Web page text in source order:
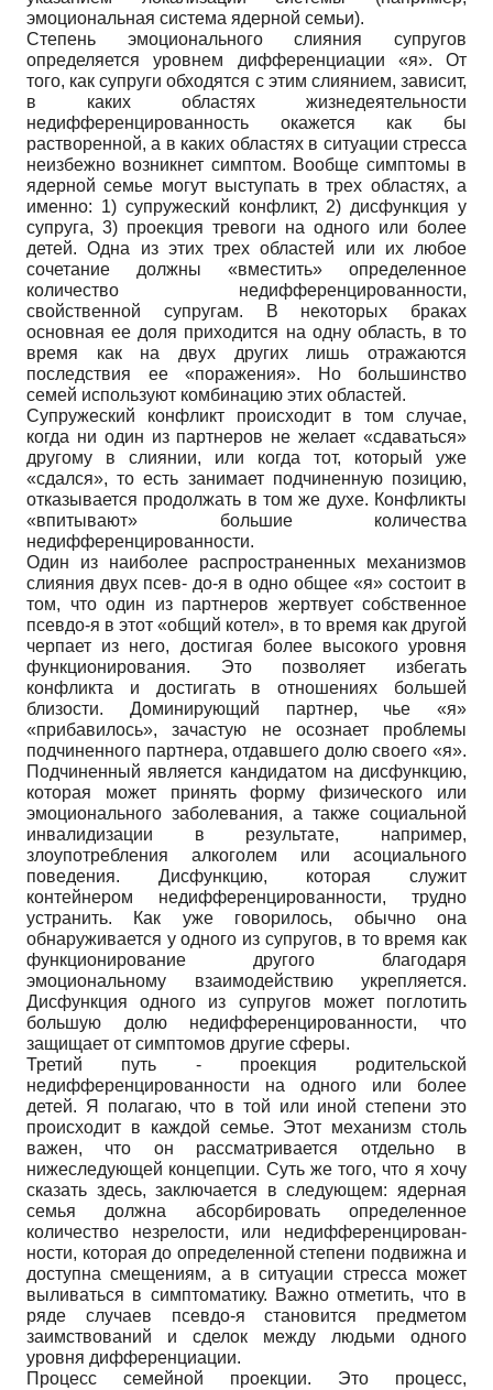
эмоциональная система ядерной семьи).
Степень эмоционального слияния супругов
определяется уровнем дифференциации «я». От
того, как супруги обходятся с этим слиянием, зависит,
в каких областях жизнедеятельности
недифференцированность окажется как бы
растворенной, а в каких областях в ситуации стресса
неизбежно возникнет симптом. Вообще симптомы в
ядерной семье могут выступать в трех областях, а
именно: 1) супружеский конфликт, 2) дисфункция у
супруга, 3) проекция тревоги на одного или более
детей. Одна из этих трех областей или их любое
сочетание должны «вместить» определенное
количество недифференцированности,
свойственной супругам. В некоторых браках
основная ее доля приходится на одну область, в то
время как на двух других лишь отражаются
последствия ее «поражения». Но большинство
семей используют комбинацию этих областей.
Супружеский конфликт происходит в том случае,
когда ни один из партнеров не желает «сдаваться»
другому в слиянии, или когда тот, который уже
«сдался», то есть занимает подчиненную позицию,
отказывается продолжать в том же духе. Конфликты
«впитывают» большие количества
недифференцированности.
Один из наиболее распространенных механизмов
слияния двух псев- до-я в одно общее «я» состоит в
том, что один из партнеров жертвует собственное
псевдо-я в этот «общий котел», в то время как другой
черпает из него, достигая более высокого уровня
функционирования. Это позволяет избегать
конфликта и достигать в отношениях большей
близости. Доминирующий партнер, чье «я»
«прибавилось», зачастую не осознает проблемы
подчиненного партнера, отдавшего долю своего «я».
Подчиненный является кандидатом на дисфункцию,
которая может принять форму физического или
эмоционального заболевания, а также социальной
инвалидизации в результате, например,
злоупотребления алкоголем или асоциального
поведения. Дисфункцию, которая служит
контейнером недифференцированности, трудно
устранить. Как уже говорилось, обычно она
обнаруживается у одного из супругов, в то время как
функционирование другого благодаря
эмоциональному взаимодействию укрепляется.
Дисфункция одного из супругов может поглотить
большую долю недифференцированности, что
защищает от симптомов другие сферы.
Третий путь - проекция родительской
недифференцированности на одного или более
детей. Я полагаю, что в той или иной степени это
происходит в каждой семье. Этот механизм столь
важен, что он рассматривается отдельно в
нижеследующей концепции. Суть же того, что я хочу
сказать здесь, заключается в следующем: ядерная
семья должна абсорбировать определенное
количество незрелости, или недифференцирован-
ности, которая до определенной степени подвижна и
доступна смещениям, а в ситуации стресса может
выливаться в симптоматику. Важно отметить, что в
ряде случаев псевдо-я становится предметом
заимствований и сделок между людьми одного
уровня дифференциации.
Процесс семейной проекции. Это процесс,